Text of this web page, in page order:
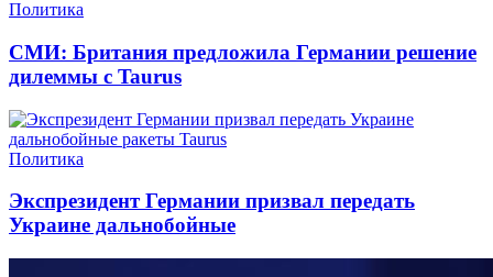
Политика
СМИ: Британия предложила Германии решение
дилеммы с Taurus
Политика
Экспрезидент Германии призвал передать
Украине дальнобойные